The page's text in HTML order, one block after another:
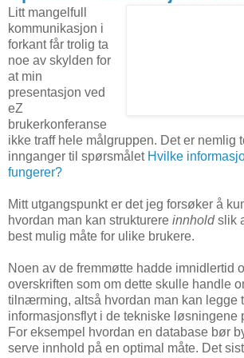
Litt mangelfull
kommunikasjon i
forkant får trolig ta
noe av skylden for
at min
presentasjon ved
eZ
brukerkonferanse
ikke traff hele målgruppen. Det er nemlig
innganger til spørsmålet Hvilke
fungerer?
Mitt utgangspunkt er det jeg forsøker å
hvordan man kan strukturere innholdslik
best mulig måte for ulike brukere.
Noen av de fremmøtte hadde imnidlertid
overskriften som om dette skulle handle
tilnærming, altså hvordan man kan legge
informasjonsflyt i de tekniske løsningene
For eksempel hvordan en database bør
serve innhold på en optimal måte. Det